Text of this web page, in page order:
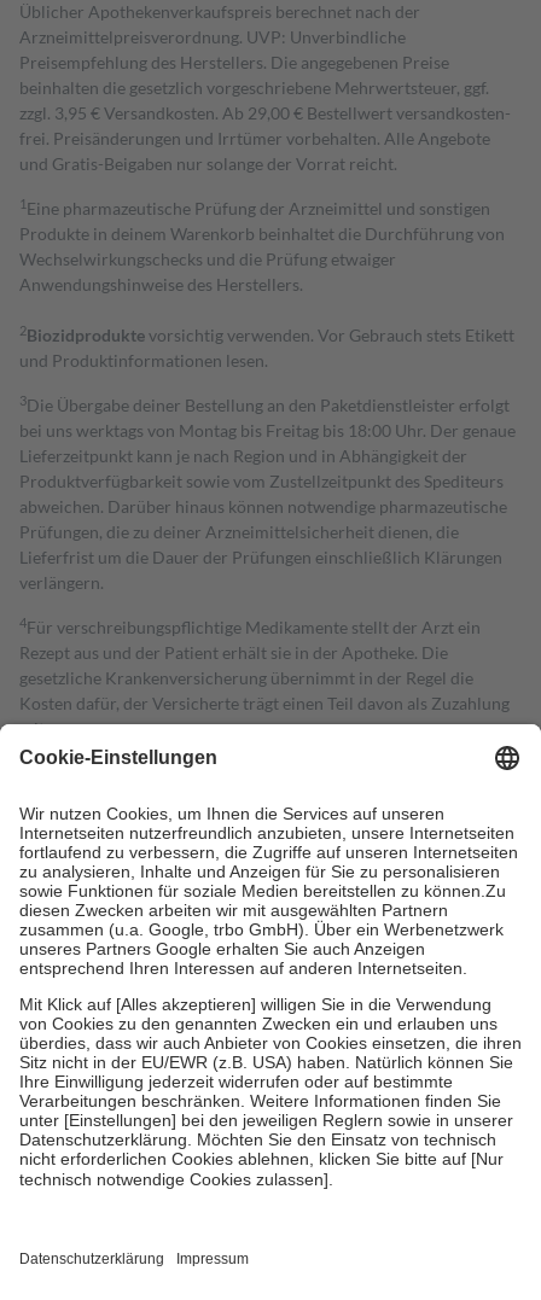
Üblicher Apothekenverkaufspreis berechnet nach der
Arzneimittelpreisverordnung. UVP: Unverbindliche
Preisempfehlung des Herstellers. Die angegebenen Preise
beinhalten die gesetzlich vorgeschriebene Mehrwertsteuer, ggf.
zzgl. 3,95 € Versandkosten. Ab 29,00 € Bestell­wert versand­kosten­
frei. Preisänderungen und Irrtümer vorbehalten. Alle Angebote
und Gratis-Beigaben nur solange der Vorrat reicht.
1 Eine pharmazeutische Prüfung der Arzneimittel und sonstigen
Produkte in deinem Warenkorb beinhaltet die Durchführung von
Wechselwirkungschecks und die Prüfung etwaiger
Anwendungshinweise des Herstellers.
2Biozidproduktevorsichtig verwenden. Vor Gebrauch stets Etikett
und Produktinformationen lesen.
3Die Übergabe deiner Bestellung an den Paketdienstleister erfolgt
bei uns werktags von Montag bis Freitag bis 18:00 Uhr. Der genaue
Lieferzeitpunkt kann je nach Region und in Abhängigkeit der
Produktverfügbarkeit sowie vom Zustellzeitpunkt des Spediteurs
abweichen. Darüber hinaus können notwendige pharmazeutische
Prüfungen, die zu deiner Arzneimittelsicherheit dienen, die
Lieferfrist um die Dauer der Prüfungen einschließlich Klärungen
verlängern.
4Für verschreibungspflichtige Medikamente stellt der Arzt ein
Rezept aus und der Patient erhält sie in der Apotheke. Die
gesetzliche Krankenversicherung übernimmt in der Regel die
Kosten dafür, der Versicherte trägt einen Teil davon als Zuzahlung
mit.
Grundsätzlich leisten Mitglieder Zuzahlungen in Höhe von zehn
höchstens zehn Euro.
Es sind jedoch nie mehr als die tatsächlichen
Kosten der Leistung zu entrichten.
Diese Regeln gelten grundsätzlich auch für Online-Apotheken.
Bei Heilmitteln und häuslicher Krankenpflege beträgt die
Zuzahlung zehn Prozent der Kosten sowie zehn Euro je
Verordnung.
Um das Engagement der Versicherten für ihre eigene Gesundheit zu
stärken und die besondere Stellung der Familie zu unterstützen,
fallenkeine Zuzahlungenan bei:
• Kindern und Jugendlichen bis zum vollendeten 18. Lebensjahr
mit Ausnahme der Fahrkosten
• Untersuchungen zur Vorsorge und Früherkennung, die von der
GKV getragen werden
• empfohlenen Schutzimpfungen
• Harn- und Blutteststreifen
getroffen, um sicherzustellen, dass es sich um echte Bewertungen